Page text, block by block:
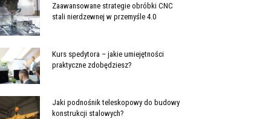
Zaawansowane strategie obróbki CNC
stali nierdzewnej w przemyśle 4.0
Kurs spedytora – jakie umiejętności
praktyczne zdobędziesz?
Jaki podnośnik teleskopowy do budowy
konstrukcji stalowych?